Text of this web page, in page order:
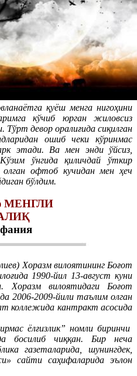
қуёш менга нигоҳини
кўчиб юрган жиловсиз
Тўрт девор оралиғида сиқилган
ошиб чеки кўринмас
этади. Ва мен энди ўйсиз,
ўнгида қиличдай ўткир
олган офтоб кучидан мен ҳеч
бўлдим.
МЕНГЛИ
Хоразм вилоятининг Боғот
1990-йил 13-август куни
Хоразм вилоятидаги Боғот
2006-2009-йили таълим олган
коллежида кантракт асосида
ёлғизлик” номли биринчи
босилиб чиққан. Бир неча
газеталарида, шунингдек,
сайти саҳифаларида эълон